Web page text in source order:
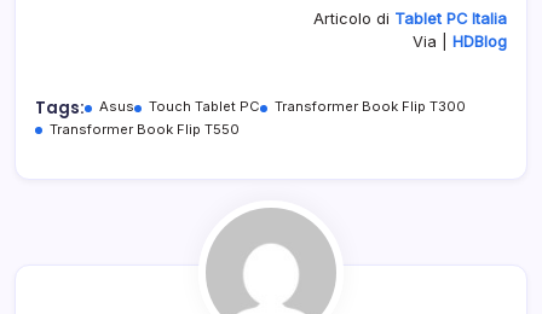
Articolo di Tablet PC Italia
Via | HDBlog
Tags: Asus Touch Tablet PC
Transformer Book Flip T300
Transformer Book Flip T550